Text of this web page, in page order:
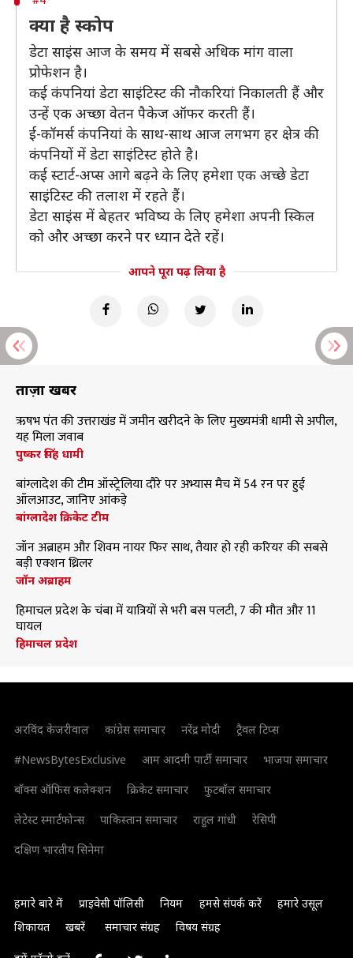
क्या है स्कोप
डेटा साइंस आज के समय में सबसे अधिक मांग वाला
प्रोफेशन है।
कई कंपनियां डेटा साइंटिस्ट की नौकरियां निकालती हैं और
उन्हें एक अच्छा वेतन पैकेज ऑफर करती हैं।
ई-कॉमर्स कंपनियां के साथ-साथ आज लगभग हर क्षेत्र की
कंपनियों में डेटा साइंटिस्ट होते है।
कई स्टार्ट-अप्स आगे बढ़ने के लिए हमेशा एक अच्छे डेटा
साइंटिस्ट की तलाश में रहते हैं।
डेटा साइंस में बेहतर भविष्य के लिए हमेशा अपनी स्किल
को और अच्छा करने पर ध्यान देते रहें।
आपने पूरा पढ़ लिया है
ताज़ा खबरें
ऋषभ पंत की उत्तराखंड में जमीन खरीदने के लिए मुख्यमंत्री धामी से अपील,
यह मिला जवाब
पुष्कर सिंह धामी
बांग्लादेश की टीम ऑस्ट्रेलिया दौरे पर अभ्यास मैच में 54 रन पर हुई
ऑलआउट, जानिए आंकड़े
बांग्लादेश क्रिकेट टीम
जॉन अब्राहम और शिवम नायर फिर साथ, तैयार हो रही करियर की सबसे
बड़ी एक्शन थ्रिलर
जॉन अब्राहम
हिमाचल प्रदेश के चंबा में यात्रियों से भरी बस पलटी, 7 की मौत और 11
घायल
हिमाचल प्रदेश
अरविंद केजरीवाल कांग्रेस समाचार नरेंद्र मोदी
ट्रैवल टिप्स
#NewsBytesExclusive
आम आदमी पार्टी समाचार
भाजपा समाचार
बॉक्स ऑफिस कलेक्शन
क्रिकेट समाचार
फुटबॉल समाचार
लेटेस्ट स्मार्टफोन्स
पाकिस्तान समाचार राहुल गांधी
रेसिपी
दक्षिण भारतीय सिनेमा
हमारे बारे में प्राइवेसी पॉलिसी नियम हमसे संपर्क करें
हमारे उसूल
शिकायत
खबरें समाचार संग्रह विषय संग्रह